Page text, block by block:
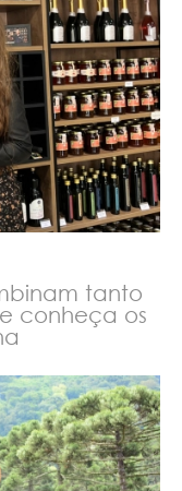
tanto
conheça os